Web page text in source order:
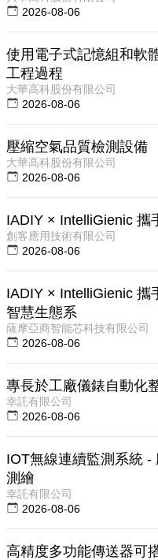
2026-08-06
使用電子式記憶組和軟
工程過程
大華高科股份有限公司
2026-08-06
壓縮空氣品質檢測設備
大華高科股份有限公司
2026-08-06
IADIY × IntelliGienic 攜
創客應用技術有限公司
2026-08-06
IADIY × IntelliGienic 攜
智慧生態系
薩摩亞商智能芯科技有限公司
2026-08-06
專長於工廠儀錶自動化
幸託有限公司
2026-08-06
IOT無線連續監測系統 -
測繪
幸託有限公司
2026-08-06
高精度多功能傳送器可